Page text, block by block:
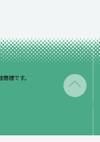
標です。